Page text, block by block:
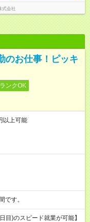
式会社
のお仕事！ピッキ
ンクOK
以上可能
間です。
目)のスピード就業が可能】